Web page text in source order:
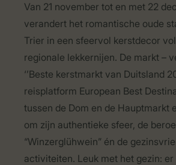
Van 21 november tot en met 22
verandert het romantische oude
Trier in een sfeervol kerstdecor
regionale lekkernijen. De markt –
‘’Beste kerstmarkt van Duitsland
reisplatform European Best
tussen de Dom en de Hauptmarkt
om zijn authentieke sfeer, de
“Winzerglühwein” én de
activiteiten. Leuk met het gezin: er